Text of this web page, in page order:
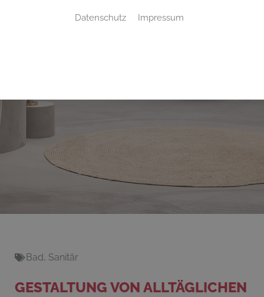
Bad, Sanitär
GESTALTUNG VON ALLTÄGLICHEN
Datenschutz Impressum